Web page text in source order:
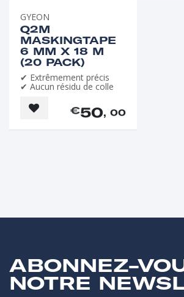
GYEON
Q2M
MASKINGTAPE
6 MM X 18 M
(20 PACK)
✔ Extrêmement précis
✔ Aucun résidu de colle
€50, 00
ABONNEZ-
NOTRE